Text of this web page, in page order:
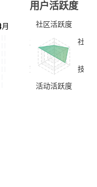
用户活跃度